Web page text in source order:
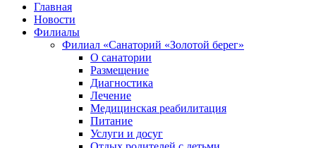
Главная
Новости
Филиалы
Филиал «Санаторий «Золотой берег»
О санатории
Размещение
Диагностика
Лечение
Медицинская реабилитация
Питание
Услуги и досуг